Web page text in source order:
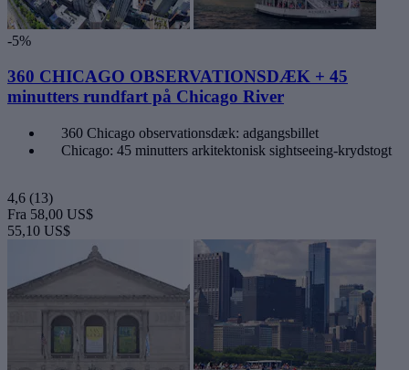
-5%
360 CHICAGO OBSERVATIONSDÆK + 45
minutters rundfart på Chicago River
360 Chicago observationsdæk: adgangsbillet
Chicago: 45 minutters arkitektonisk sightseeing-krydstogt
4,6 (13)
Fra 58,00 US$
55,10 US$